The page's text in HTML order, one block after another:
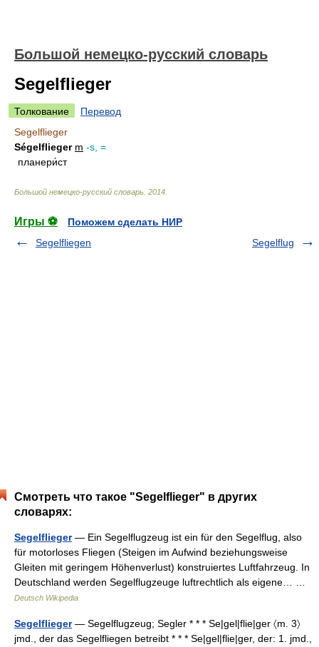
Большой немецко-русский словарь
Segelflieger
Толкование
Перевод
Segelflieger
Ségelflieger m -s, =
планери́ст
Большой немецко-русский словарь 2014
Игры ⚽
Поможем сделать НИР
Segelfliegen
Segelflug
Смотреть что такое "Segelflieger" в других
словарях:
Segelflieger— Ein Segelflugzeug ist ein für den Segelflug, also
für motorloses Fliegen (Steigen im Aufwind beziehungsweise
Gleiten mit geringem Höhenverlust) konstruiertes Luftfahrzeug. In
Deutschland werden Segelflugzeuge luftrechtlich als eigene… …
Deutsch Wikipedia
Segelflieger— Segelflugzeug; Segler * * * Se|gel|flie|ger 〈m. 3〉
jmd., der das Segelfliegen betreibt * * * Se|gel|flie|ger, der: 1. jmd.,